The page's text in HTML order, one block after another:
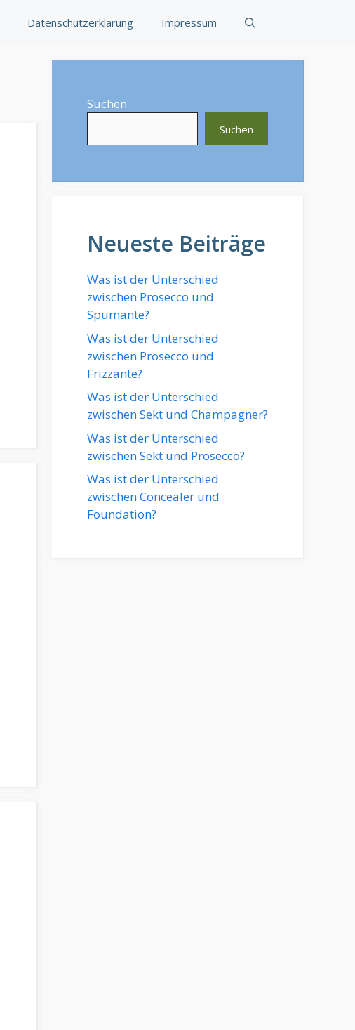
Datenschutzerklärung Impressum
Suchen
Suchen
Neueste Beiträge
Was ist der Unterschied
zwischen Prosecco und
Spumante?
Was ist der Unterschied
zwischen Prosecco und
Frizzante?
Was ist der Unterschied
zwischen Sekt und Champagner?
Was ist der Unterschied
zwischen Sekt und Prosecco?
Was ist der Unterschied
zwischen Concealer und
Foundation?